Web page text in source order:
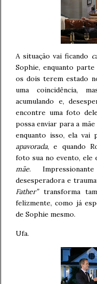
A situação vai ficando
Sophie, enquanto
os dois terem estado
uma coincidência,
acumulando e,
encontre uma foto
possa enviar para a
enquanto isso, ela vai
apavorada, e quando
foto sua no evento, ele
mãe.
desesperadora e
Father”transforma
felizmente, como já
de Sophie mesmo.
Ufa.